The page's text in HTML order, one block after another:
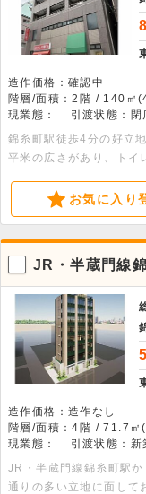
造作価格：確認中
階層/面積：2階 / 140㎡
現業態：
引渡状態：閉
錦糸町駅徒歩4分の好立
平米の広さがあり、トイ
お気に入り
JR・半蔵門線
件。飲食不可
造作価格：造作なし
階層/面積：4階 / 71.7
現業態：
引渡状態：新
JR・半蔵門線錦糸町駅
通りの多い立地に面して